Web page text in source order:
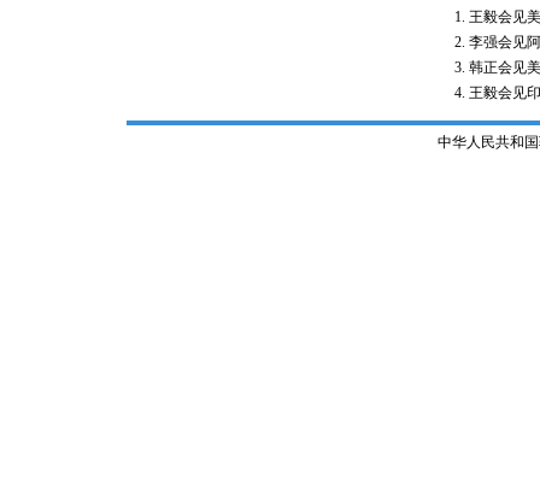
王毅会见
李强会见
韩正会见
王毅会见
中华人民共和